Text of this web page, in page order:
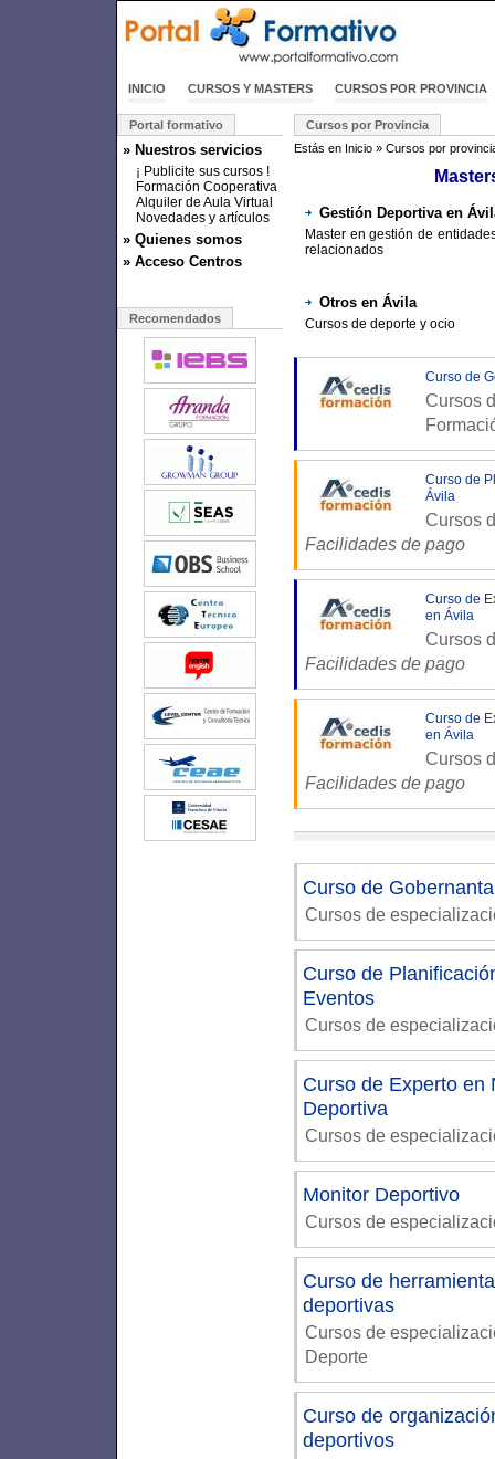
INICIO CURSOS Y MASTERS CURSOS POR PROVINCIA
Portal formativo
» Nuestros servicios
¡ Publicite sus cursos !
Formación Cooperativa
Alquiler de Aula Virtual
Novedades y artículos
» Quienes somos
» Acceso Centros
Recomendados
Cursos por Provincia
Estás en Inicio » Cursos por
Gestión Deportiva en
Master en gestión de
relacionados
Otros en Ávila
Cursos de deporte y ocio
Curso de
Cursos
Curso de
Ávila
Cursos
Facilidades de pago
Curso de
en Ávila
Cursos
Facilidades de pago
Curso de
en Ávila
Cursos
Facilidades de pago
Curso de
Cursos de
Curso de
Eventos
Cursos de
Curso de Experto en
Deportiva
Cursos de
Monitor Deportivo
Cursos de
Curso de
deportivas
Cursos de
Deporte
Curso de
deportivos